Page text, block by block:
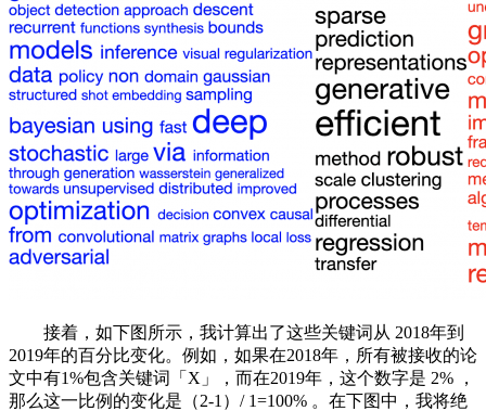
接着，如下图所示，我计算出了这些关键词从 2018年到
2019年的百分比变化。例如，如果在2018年，所有被接收的论
文中有1%包含关键词「X」，而在2019年，这个数字是 2% ，
那么这一比例的变化是（2-1）/ 1=100% 。在下图中，我将绝